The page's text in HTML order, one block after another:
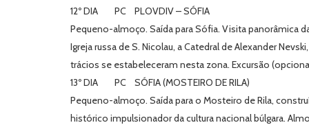
12º DIA PC PLOVDIV – SÓFIA
Pequeno-almoço. Saída para Sófia. Visita panorâmica
Igreja russa de S. Nicolau, a Catedral de Alexander
trácios se estabeleceram nesta zona. Excursão
13º DIA PC SÓFIA (MOSTEIRO DE RILA)
Pequeno-almoço. Saída para o Mosteiro de Rila,
histórico impulsionador da cultura nacional búlgara.